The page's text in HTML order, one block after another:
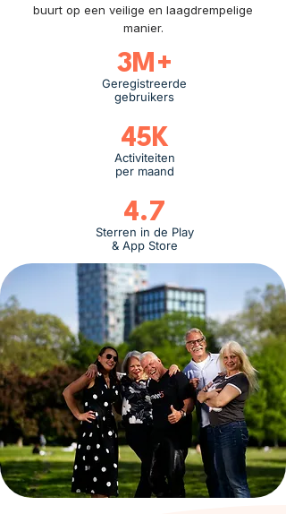
buurt op een veilige en laagdrempelige
manier.
3M+
Geregistreerde
gebruikers
45K
Activiteiten
per maand
4.7
Sterren in de Play
& App Store